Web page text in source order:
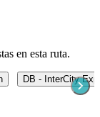
en esta ruta.
DB - InterCity